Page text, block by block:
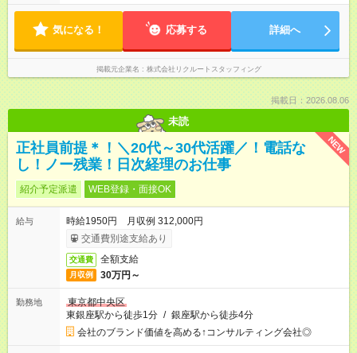
気になる！ 応募する 詳細へ
掲載元企業名 株式会社リクルートスタッフィング
掲載日：2026.08.06
未読
NEW
正社員前提＊！＼20代～30代活躍／！電話な
し！ノー残業！日次経理のお仕事
紹介予定派遣 WEB登録・面接OK
給与
時給1950円 月収例 312,000円
交通費別途支給あり
交通費 全額支給
月収例 30万円～
勤務地
東京都中央区
東銀座駅から徒歩1分 / 銀座駅から徒歩4分
会社のブランド価値を高める↑コンサルティング会社◎